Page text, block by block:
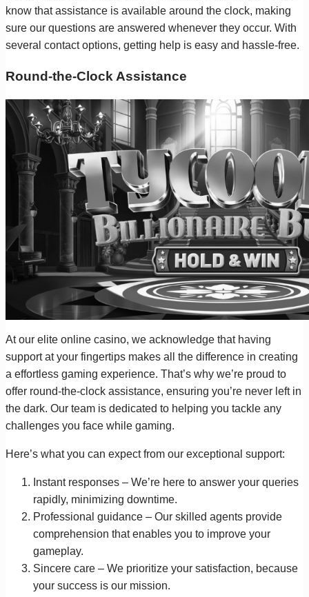
know that assistance is available around the clock, making
sure our questions are answered whenever they occur. With
several contact options, getting help is easy and hassle-free.
Round-the-Clock Assistance
At our elite online casino, we acknowledge that having
support at your fingertips makes all the difference in creating
a effortless gaming experience. That’s why we’re proud to
offer round-the-clock assistance, ensuring you’re never left in
the dark. Our team is dedicated to helping you tackle any
challenges you face while gaming.
Here’s what you can expect from our exceptional support:
Instant responses – We’re here to answer your queries
rapidly, minimizing downtime.
Professional guidance – Our skilled agents provide
comprehension that enables you to improve your
gameplay.
Sincere care – We prioritize your satisfaction, because
your success is our mission.